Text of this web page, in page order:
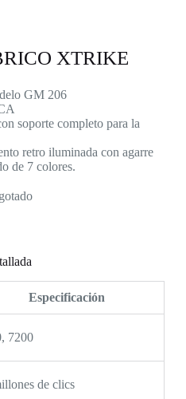
XTRIKE
GM 206
soporte completo para la
retro iluminada con agarre
de 7 colores.
Especificación
7200
de clics